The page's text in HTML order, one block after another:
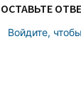
ОСТАВЬТЕ
Войдите,